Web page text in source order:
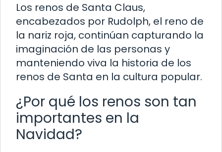
Los renos de Santa Claus,
encabezados por Rudolph, el reno de
la nariz roja, continúan capturando la
imaginación de las personas y
manteniendo viva la historia de los
renos de Santa en la cultura popular.
¿Por qué los renos son tan
importantes en la
Navidad?